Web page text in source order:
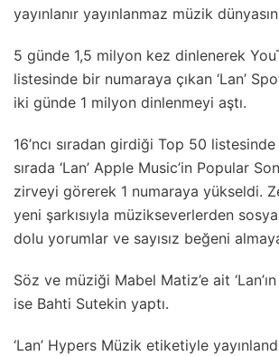
yayınlanır yayınlanmaz müzik
5 günde 1,5 milyon kez dinlenerek
listesinde bir numaraya çıkan ‘Lan’
iki günde 1 milyon dinlenmeyi aştı.
16’ncı sıradan girdiği Top 50 listesinde
sırada ‘Lan’ Apple Music’in Popular
zirveyi görerek 1 numaraya yükseldi.
yeni şarkısıyla müzikseverlerden
dolu yorumlar ve sayısız beğeni
Söz ve müziği Mabel Matiz’e ait
ise Bahti Sutekin yaptı.
‘Lan’ Hypers Müzik etiketiyle